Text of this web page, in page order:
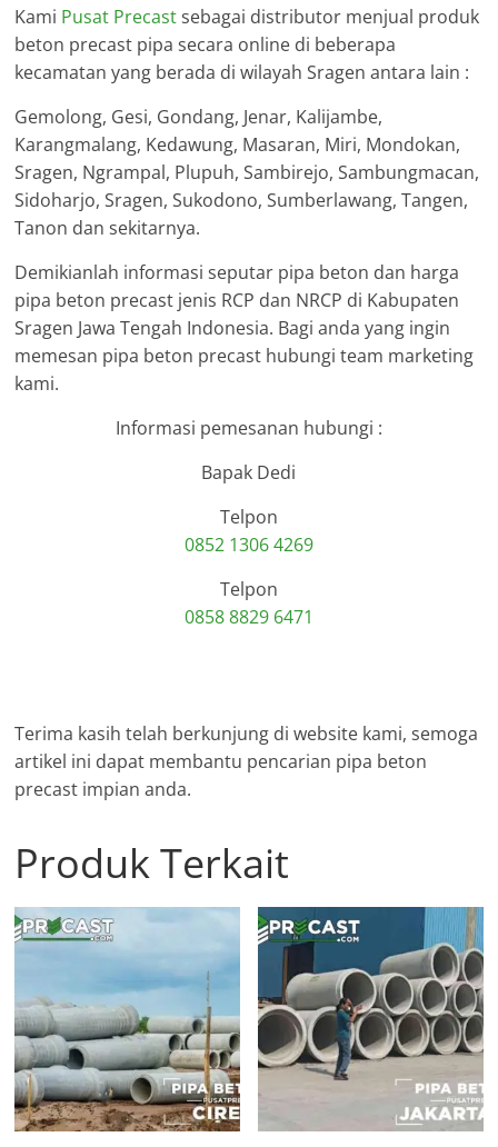
Kami Pusat Precastsebagai distributor menjual produk
beton precast pipa secara online di beberapa
kecamatan yang berada di wilayah Sragen antara lain :
Gemolong, Gesi, Gondang, Jenar, Kalijambe,
Karangmalang, Kedawung, Masaran, Miri, Mondokan,
Sragen, Ngrampal, Plupuh, Sambirejo, Sambungmacan,
Sidoharjo, Sragen, Sukodono, Sumberlawang, Tangen,
Tanon dan sekitarnya.
Demikianlah informasi seputar pipa beton dan harga
pipa beton precast jenis RCP dan NRCP di Kabupaten
Sragen Jawa Tengah Indonesia. Bagi anda yang ingin
memesan pipa beton precast hubungi team marketing
kami.
Informasi pemesanan hubungi :
Bapak Dedi
Telpon
0852 1306 4269
Telpon
0858 8829 6471
Terima kasih telah berkunjung di website kami, semoga
artikel ini dapat membantu pencarian pipa beton
precast impian anda.
Produk Terkait